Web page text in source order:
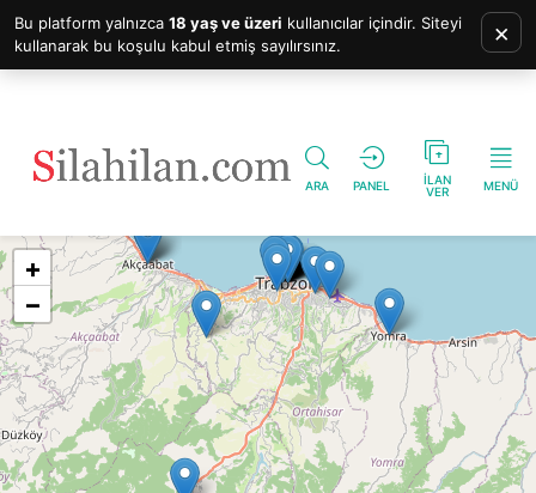
ARA PANEL
İLAN
VER
MENÜ
+
−
Bu platform yalnızca 18 yaş ve üzeri kullanıcılar içindir. Siteyi
kullanarak bu koşulu kabul etmiş sayılırsınız.
×